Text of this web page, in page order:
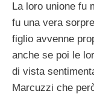
La loro unione fu
fu una vera
figlio avvenne
anche se poi le
di vista
Marcuzzi che